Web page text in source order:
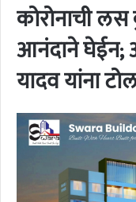
कोरोनाची लस
आनंदाने घेईन;
यादव यांना